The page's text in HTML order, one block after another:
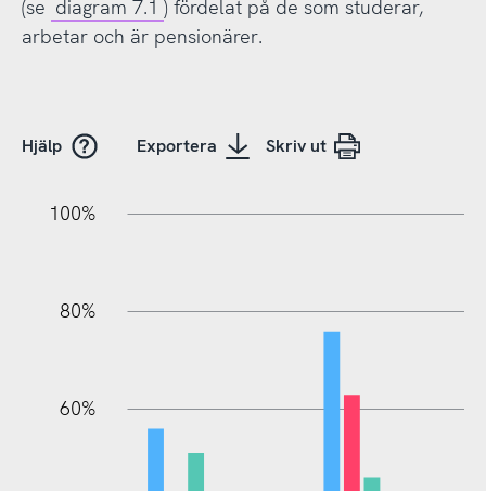
(se diagram 7.1 ) fördelat på de som studerar,
arbetar och är pensionärer.
Hjälp Exportera Skriv ut
100%
80%
60%